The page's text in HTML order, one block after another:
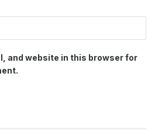
and website in this browser for